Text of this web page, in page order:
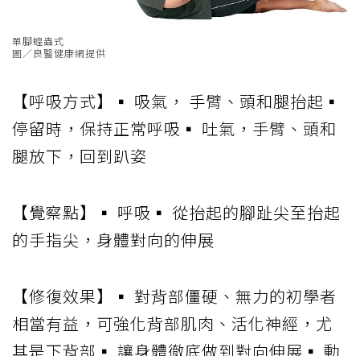
單腳蝗蟲式
圖／良醫健康網提供
【呼吸方式】▪ 吸氣， 手臂、頭和腿抬起▪
停留時，保持正常呼吸▪ 吐氣，手臂、頭和
腿放下，回到趴姿
【覺察點】▪ 呼吸▪ 從抬起的腳趾尖至抬起
的手指尖，身體對向的伸展
【修復效果】▪ 對背部僵硬、無力的初學者
相當有益，可強化背部肌肉、活化神經，尤
其是下背部▪ 讓身體徹底做到對向伸展▪ 動